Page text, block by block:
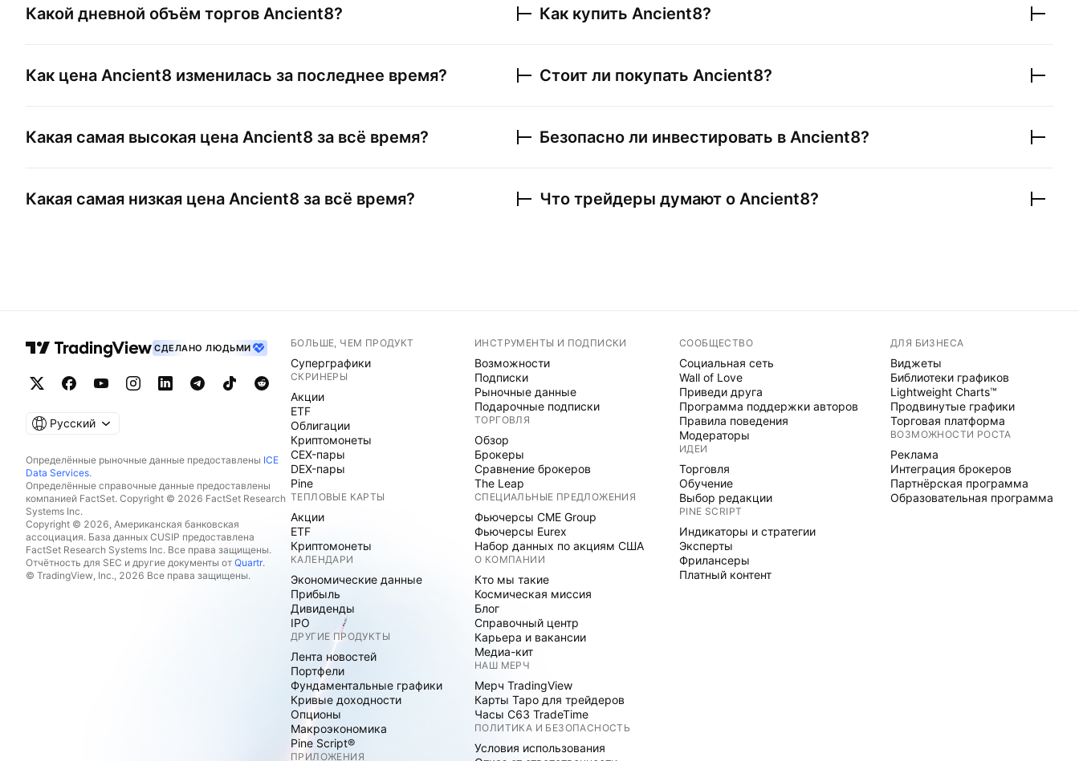
Какой дневной объём торгов Ancient8?
Как цена Ancient8 изменилась за последнее время?
Какая самая высокая цена Ancient8 за всё время?
Какая самая низкая цена Ancient8 за всё время?
Как купить Ancient8?
Стоит ли покупать Ancient8?
Безопасно ли инвестировать в Ancient8?
Что трейдеры думают о Ancient8?
СДЕЛАНО ЛЮДЬМИ
Русский
Определённые рыночные данные предоставлены ICE
Data Services.
Определённые справочные данные предоставлены
компанией FactSet. Copyright © 2026 FactSet Research
Systems Inc.
Copyright © 2026, Американская банковская
ассоциация. База данных CUSIP предоставлена
FactSet Research Systems Inc. Все права защищены.
Отчётность для SEC и другие документы от Quartr.
© TradingView, Inc., 2026 Все права защищены.
БОЛЬШЕ, ЧЕМ ПРОДУКТ
Суперграфики
СКРИНЕРЫ
Акции
ETF
Облигации
Криптомонеты
CEX-пары
DEX-пары
Pine
ТЕПЛОВЫЕ КАРТЫ
Акции
ETF
Криптомонеты
КАЛЕНДАРИ
Экономические данные
Прибыль
Дивиденды
IPO
ДРУГИЕ ПРОДУКТЫ
Лента новостей
Портфели
Фундаментальные графики
Кривые доходности
Опционы
Макроэкономика
Pine Script®
ПРИЛОЖЕНИЯ
ИНСТРУМЕНТЫ И ПОДПИСКИ
Возможности
Подписки
Рыночные данные
Подарочные подписки
ТОРГОВЛЯ
Обзор
Брокеры
Сравнение брокеров
The Leap
СПЕЦИАЛЬНЫЕ ПРЕДЛОЖЕНИЯ
Фьючерсы CME Group
Фьючерсы Eurex
Набор данных по акциям США
О КОМПАНИИ
Кто мы такие
Космическая миссия
Блог
Справочный центр
Карьера и вакансии
Медиа-кит
НАШ МЕРЧ
Мерч TradingView
Карты Таро для трейдеров
Часы C63 TradeTime
ПОЛИТИКА И БЕЗОПАСНОСТЬ
Условия использования
СООБЩЕСТВО
Социальная сеть
Wall of Love
Приведи друга
Программа поддержки авторов
Правила поведения
Модераторы
ИДЕИ
Торговля
Обучение
Выбор редакции
PINE SCRIPT
Индикаторы и стратегии
Эксперты
Фрилансеры
Платный контент
ДЛЯ БИЗНЕСА
Виджеты
Библиотеки графиков
Lightweight Charts™
Продвинутые графики
Торговая платформа
ВОЗМОЖНОСТИ РОСТА
Реклама
Интеграция брокеров
Партнёрская программа
Образовательная программа